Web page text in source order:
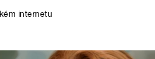
internetu